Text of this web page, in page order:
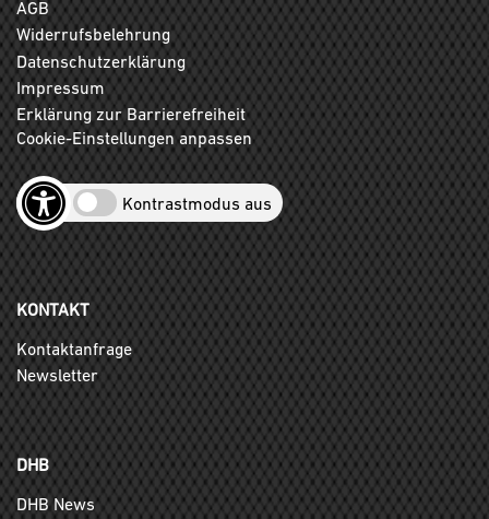
AGB
Widerrufsbelehrung
Datenschutzerklärung
Impressum
Erklärung zur Barrierefreiheit
Cookie-Einstellungen anpassen
Kontrastmodus aus
KONTAKT
Kontaktanfrage
Newsletter
DHB
DHB News